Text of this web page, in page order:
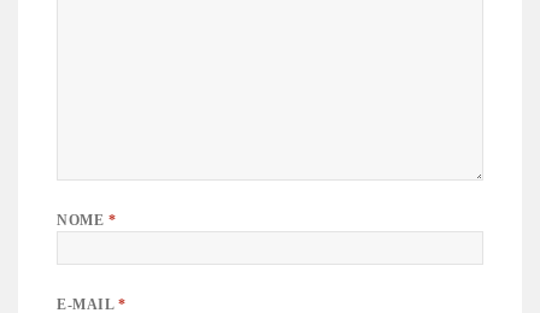
NOME *
E-MAIL *